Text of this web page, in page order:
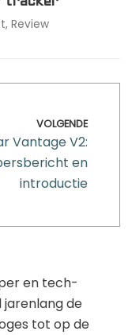
, Review
VOLGENDE
Vantage V2:
en
introductie
en tech-
de
tot op de